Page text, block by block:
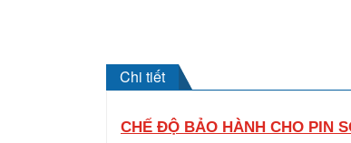
Chi tiết
CHẾ ĐỘ BẢO HÀNH CHO PIN